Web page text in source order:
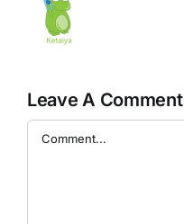
Leave A Comment
Comment